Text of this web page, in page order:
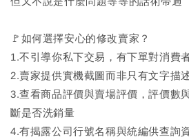
🚩如何選擇安心的修改賣家？
1.不引導你私下交易，有下單對消費
2.賣家提供實機截圖而非只有文字描
3.查看商品評價與賣場評價，評價數
斷是否洗銷量
4.有揭露公司行號名稱與統編供查詢